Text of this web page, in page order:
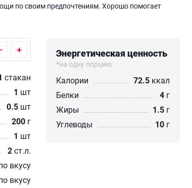
по своим предпочтениям. Хорошо помогает
+
стакан
1 шт
0.5 шт
200 г
1 шт
2ст.л.
вкусу
вкусу
Энергетическая ценность
*на одну порцию
Калории 72.5 ккал
Белки
4 г
Жиры
1.5 г
Углеводы
10 г